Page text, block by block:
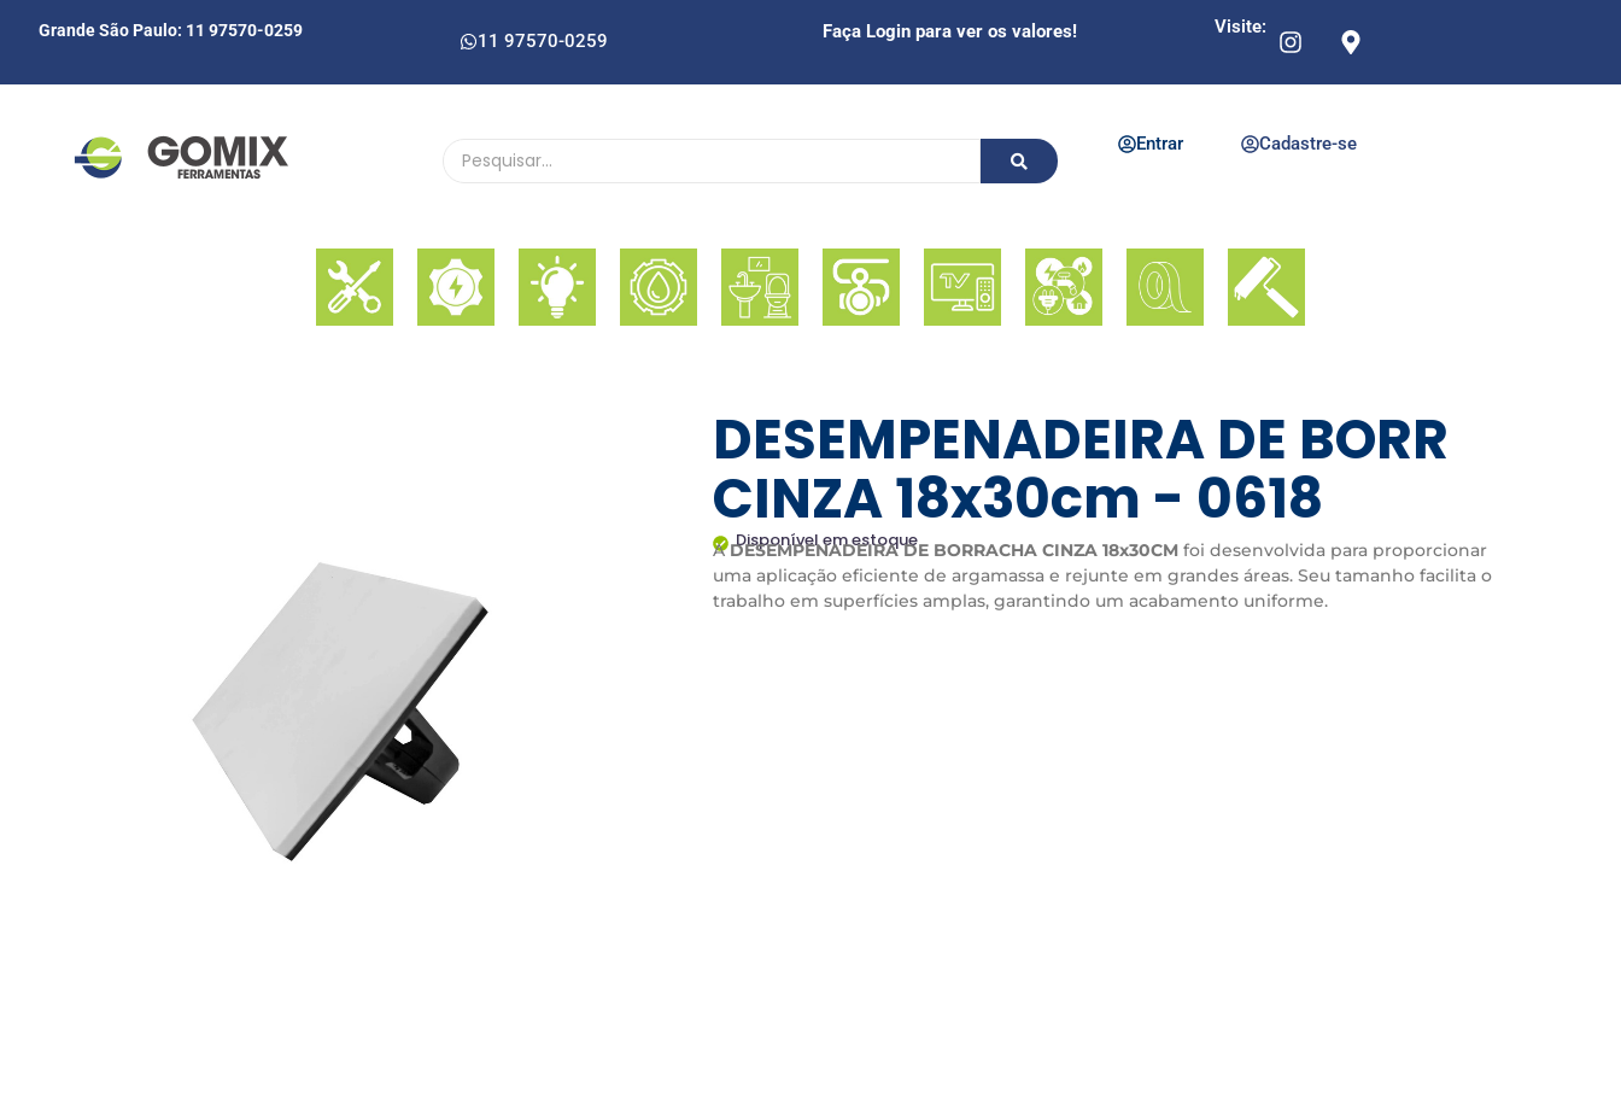
Grande São Paulo: 11 97570-0259 11 97570-0259 Faça Login para ver os valores! Visite:
Entrar Cadastre-se
DESEMPENADEIRA DE BORR
CINZA 18x30cm - 0618
Disponível em estoque
ADESEMPENADEIRA DE BORRACHA CINZA 18x30CM foi desenvolvida para proporcionar
uma aplicação eficiente de argamassa e rejunte em grandes áreas. Seu tamanho facilita o
trabalho em superfícies amplas, garantindo um acabamento uniforme.